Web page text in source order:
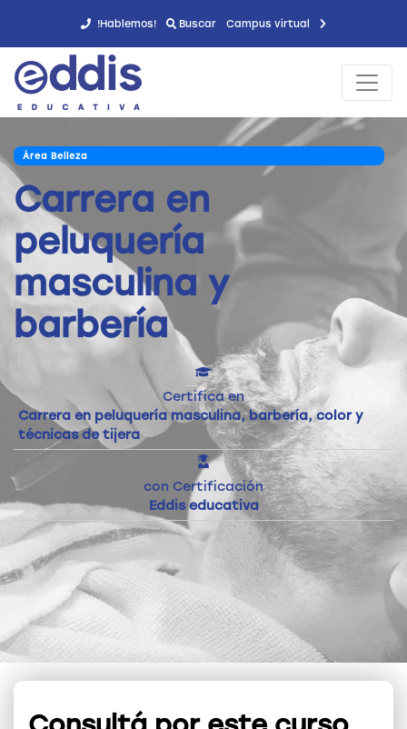
!Hablemos! Buscar Campus virtual
Área Belleza
Carrera en
peluquería
masculina y
barbería
Certifica en
Carrera en peluquería masculina, barbería, color y
técnicas de tijera
con Certificación
Eddis educativa